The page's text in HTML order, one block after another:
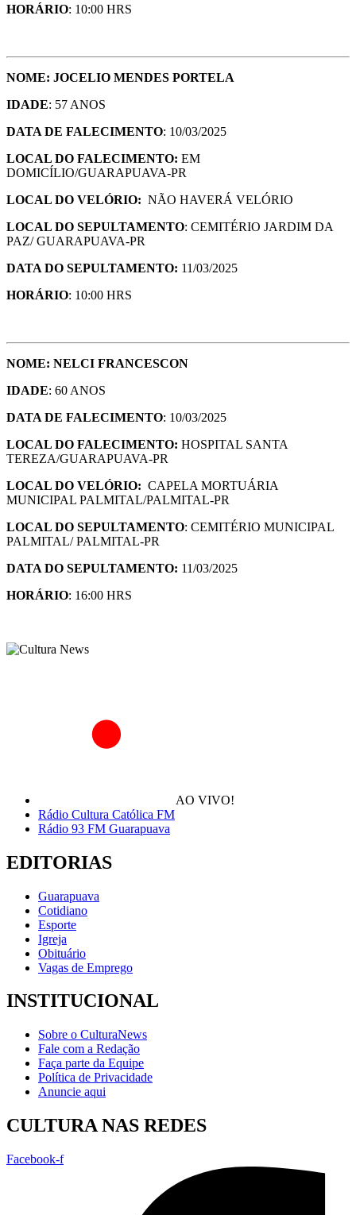
HORÁRIO: 10:00 HRS
NOME: JOCELIO MENDES PORTELA
IDADE: 57 ANOS
DATA DE FALECIMENTO: 10/03/2025
LOCAL DO FALECIMENTO: EM
DOMICÍLIO/GUARAPUAVA-PR
LOCAL DO VELÓRIO: NÃO HAVERÁ VELÓRIO
LOCAL DO SEPULTAMENTO: CEMITÉRIO JARDIM DA
PAZ/ GUARAPUAVA-PR
DATA DO SEPULTAMENTO: 11/03/2025
HORÁRIO: 10:00 HRS
NOME: NELCI FRANCESCON
IDADE: 60 ANOS
DATA DE FALECIMENTO: 10/03/2025
LOCAL DO FALECIMENTO: HOSPITAL SANTA
TEREZA/GUARAPUAVA-PR
LOCAL DO VELÓRIO: CAPELA MORTUÁRIA
MUNICIPAL PALMITAL/PALMITAL-PR
LOCAL DO SEPULTAMENTO: CEMITÉRIO MUNICIPAL
PALMITAL/ PALMITAL-PR
DATA DO SEPULTAMENTO: 11/03/2025
HORÁRIO: 16:00 HRS
AO VIVO!
Rádio Cultura Católica FM
Rádio 93 FM Guarapuava
EDITORIAS
Guarapuava
Cotidiano
Esporte
Igreja
Obituário
Vagas de Emprego
INSTITUCIONAL
Sobre o CulturaNews
Fale com a Redação
Faça parte da Equipe
Política de Privacidade
Anuncie aqui
CULTURA NAS REDES
Facebook-f